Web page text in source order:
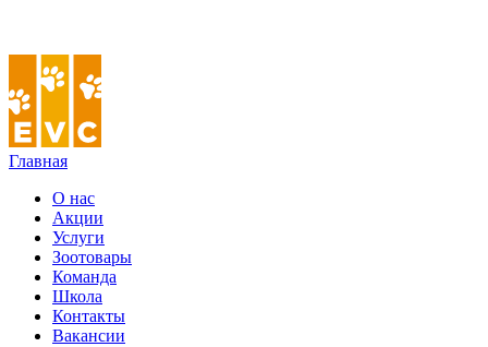
Главная
О нас
Акции
Услуги
Зоотовары
Команда
Школа
Контакты
Вакансии